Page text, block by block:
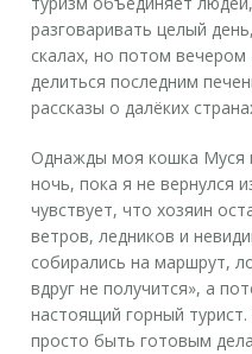
разговаривать целый
скалах, но потом
делиться последним
рассказы о далёких
Однажды моя кошка Муся
ночь, пока я не вернулся
чувствует, что хозяин
ветров, ледников и
собирались на маршрут,
вдруг не получится», а
настоящий горный
просто быть готовым